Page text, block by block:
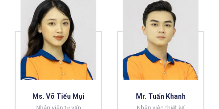
Ms. Võ Tiểu Mụi Mr. Tuấn Khanh